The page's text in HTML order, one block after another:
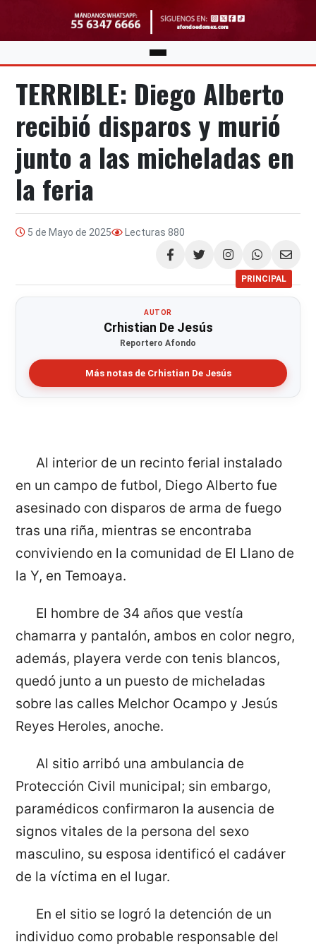
TERRIBLE: Diego Alberto
recibió disparos y murió
junto a las micheladas en
la feria
5 de Mayo de 2025 Lecturas 880
Compartir
PRINCIPAL
AUTOR
Crhistian De Jesús
Reportero Afondo
Más notas de Crhistian De Jesús
Al interior de un recinto ferial instalado
en un campo de futbol, Diego Alberto fue
asesinado con disparos de arma de fuego
tras una riña, mientras se encontraba
conviviendo en la comunidad de El Llano de
la Y, en Temoaya.
El hombre de 34 años que vestía
chamarra y pantalón, ambos en color negro,
además, playera verde con tenis blancos,
quedó junto a un puesto de micheladas
sobre las calles Melchor Ocampo y Jesús
Reyes Heroles, anoche.
Al sitio arribó una ambulancia de
Protección Civil municipal; sin embargo,
paramédicos confirmaron la ausencia de
signos vitales de la persona del sexo
masculino, su esposa identificó el cadáver
de la víctima en el lugar.
En el sitio se logró la detención de un
individuo como probable responsable del